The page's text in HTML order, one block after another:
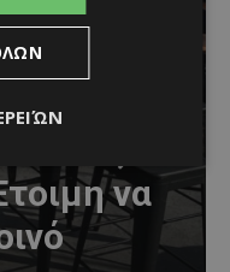
του
να